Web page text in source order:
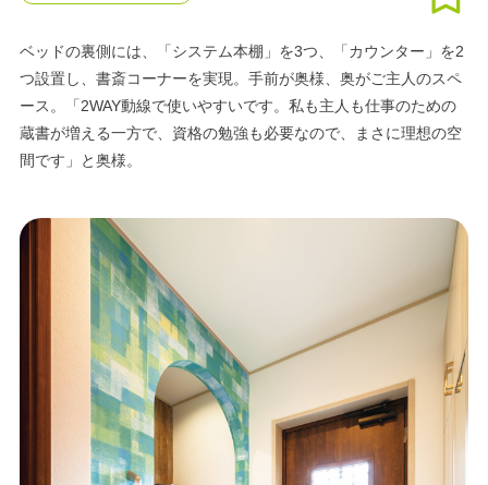
ベッドの裏側には、「システム本棚」を3つ、「カウンター」を2
つ設置し、書斎コーナーを実現。手前が奥様、奥がご主人のスペ
ース。「2WAY動線で使いやすいです。私も主人も仕事のための
蔵書が増える一方で、資格の勉強も必要なので、まさに理想の空
間です」と奥様。